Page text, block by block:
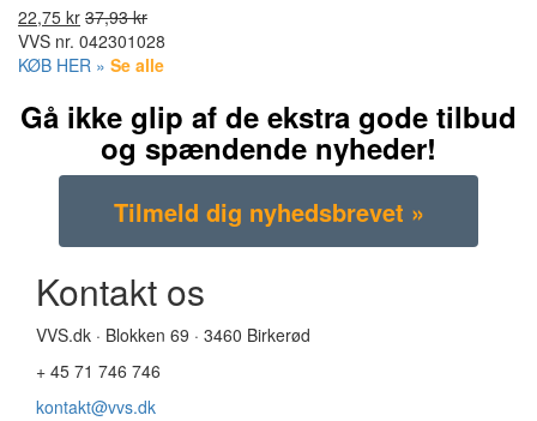
22,75 kr 37,93 kr
VVS nr. 042301028
KØB HER » Se alle
Gå ikke glip af de ekstra gode tilbud
og spændende nyheder!
Kontakt os
VVS.dk · Blokken 69 · 3460 Birkerød
+ 45 71 746 746
kontakt@vvs.dk